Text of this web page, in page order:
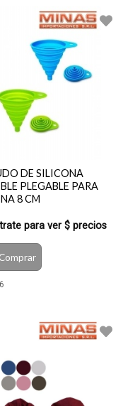
DE SILICONA
PLEGABLE PARA
8 CM
para ver $ precios
Comprar